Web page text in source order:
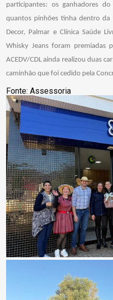
participantes: os ganhadores
quantos pinhões tinha dentro da
Decor, Palmar e Clínica Saúde
Whisky Jeans foram premiadas
ACEDV/CDL ainda realizou duas
caminhão que foi cedido pela
Fonte: Assessoria